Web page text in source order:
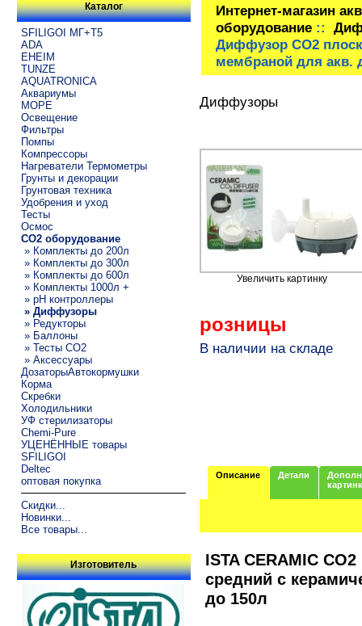
Каталог
SFILIGOI МГ+Т5
ADA
EHEIM
TUNZE
AQUATRONICA
Аквариумы
МОРЕ
Освещение
Фильтры
Помпы
Компрессоры
Нагреватели Термометры
Грунты и декорации
Грунтовая техника
Удобрения и уход
Тесты
Осмос
CO2 оборудование
» Комплекты до 200л
» Комплекты до 300л
» Комплекты до 600л
» Комплекты 1000л +
» pH контроллеры
» Диффузоры
» Редукторы
» Баллоны
» Тесты CO2
» Аксессуары
ДозаторыАвтокормушки
Корма
Скребки
Холодильники
УФ стерилизаторы
Chemi-Pure
УЦЕНЁННЫЕ товары
SFILIGOI
Deltec
оптовая покупка
Скидки...
Новинки...
Все товары...
Изготовитель
Интернет-магазин
оборудование::
Диффузор СО2
мембраной для акв.
Диффузоры
Увеличить картинку
розницы
В наличии на складе
Описание Детали
ISTA CERAMIC
средний с
до 150л